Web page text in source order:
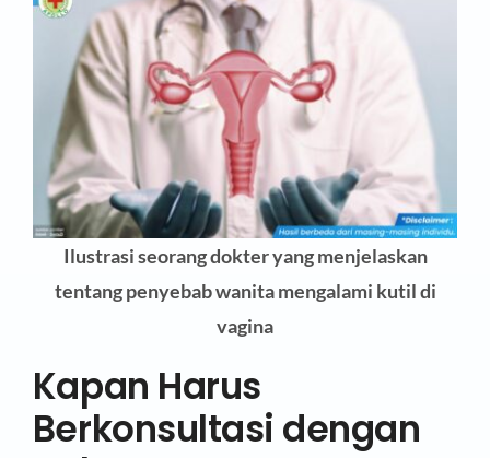
Ilustrasi seorang dokter yang menjelaskan
tentang penyebab wanita mengalami kutil di
vagina
Kapan Harus
Berkonsultasi dengan